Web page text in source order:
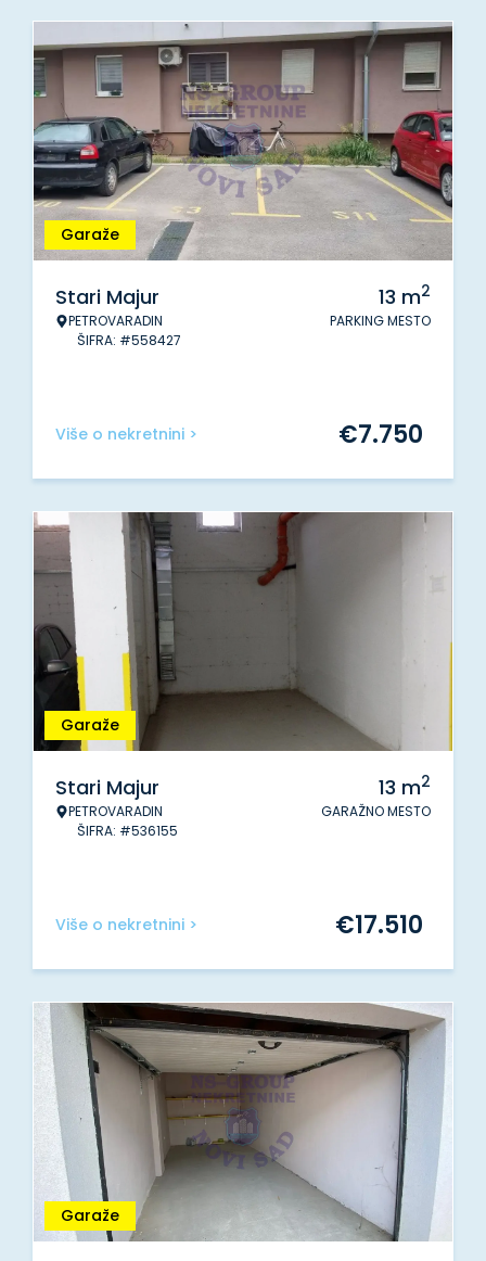
Garaže
Stari Majur
PETROVARADIN
ŠIFRA: #558427
13 m2
PARKING MESTO
Više o nekretnini > €7.750
Garaže
Stari Majur
PETROVARADIN
ŠIFRA: #536155
13 m2
GARAŽNO MESTO
Više o nekretnini > €17.510
Garaže